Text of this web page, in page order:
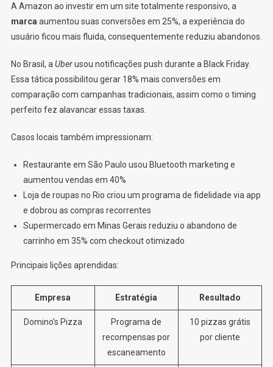
A Amazon ao investir em um site totalmente responsivo, a
marca aumentou suas conversões em 25%, a experiência do
usuário ficou mais fluida, consequentemente reduziu abandonos.
No Brasil, aUberusou notificações push durante a Black Friday.
Essa tática possibilitou gerar 18% mais conversões em
comparação com campanhas tradicionais, assim como o timing
perfeito fez alavancar essas taxas.
Casos locais também impressionam:
Restaurante em São Paulo usou Bluetooth marketing e
aumentou vendas em 40%
Loja de roupas no Rio criou um programa de fidelidade via app
e dobrou as compras recorrentes
Supermercado em Minas Gerais reduziu o abandono de
carrinho em 35% com checkout otimizado
Principais lições aprendidas:
Empresa Estratégia Resultado
Domino’s Pizza
Programa de
recompensas por
escaneamento
10 pizzas grátis
por cliente